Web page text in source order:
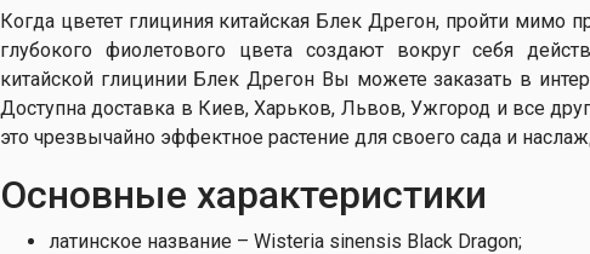
Когда цветет глициния китайская Блек Дрегон, пройти мимо
глубокого фиолетового цвета создают вокруг себя
китайской глицинии Блек Дрегон Вы можете заказать в
Доступна доставка в Киев, Харьков, Львов, Ужгород и все
это чрезвычайно эффектное растение для своего сада и
Основные характеристики
латинское название – Wisteria sinensis Black Dragon;